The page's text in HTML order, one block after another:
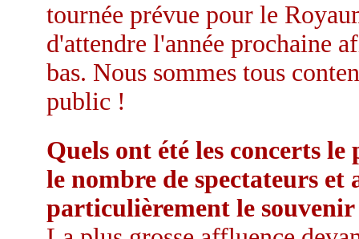
tournée prévue pour le
d'attendre l'année prochaine
bas. Nous sommes tous
public !
Quels ont été les concerts
le nombre de spectateurs et
particulièrement le souvenir